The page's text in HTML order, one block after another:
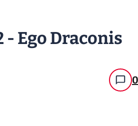
Ego Draconis
0